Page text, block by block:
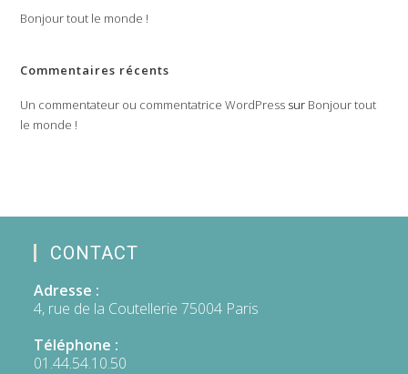
Bonjour tout le monde !
Commentaires récents
Un commentateur ou commentatrice WordPress sur Bonjour tout
le monde !
CONTACT
Adresse :
4, rue de la Coutellerie 75004 Paris
Téléphone :
01.44.54.10.50